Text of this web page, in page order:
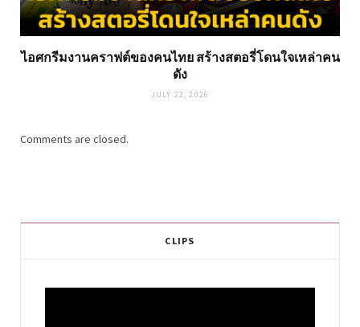
ไอศกรีมงานคราฟต์ของคนไทย สร้างสตอรี่โดนใจเหล่าคน
ดัง
JULY 22, 2026
Comments are closed.
CLIPS